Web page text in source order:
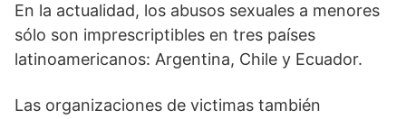
En la actualidad, los abusos sexuales a menores
sólo son imprescriptibles en tres países
latinoamericanos: Argentina, Chile y Ecuador.
Las organizaciones de victimas también